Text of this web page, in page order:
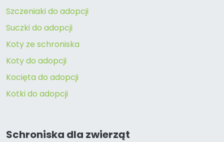
Szczeniaki do adopcji
Suczki do adopcji
Koty ze schroniska
Koty do adopcji
Kocięta do adopcji
Kotki do adopcji
Schroniska dla zwierząt